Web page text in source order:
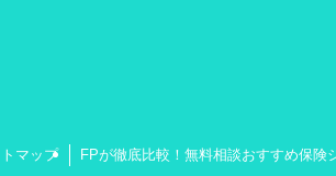
マップ FPが徹底比較！無料相談おすすめ保険